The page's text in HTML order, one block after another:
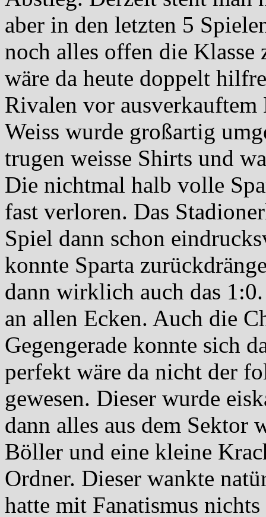
aber in den letzten 5
noch alles offen die Klasse
wäre da heute doppelt
Rivalen vor
Weiss wurde großartig
trugen weisse Shirts und
Die nichtmal halb volle
fast verloren. Das
Spiel dann schon
konnte Sparta
dann wirklich auch das
an allen Ecken. Auch die
Gegengerade konnte sich
perfekt wäre da nicht der
gewesen. Dieser wurde
dann alles aus dem Sektor
Böller und eine kleine
Ordner. Dieser wankte
hatte mit Fanatismus